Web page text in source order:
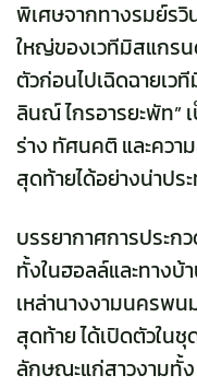
พิเศษจากทางรมย์ร
ใหญ่ของเวทีมิสแกร
ตัวก่อนไปเฉิดฉายเว
ลินณ์ ไกรอารยะพัท”
ร่าง ทัศนคติ และควา
สุดท้ายได้อย่างน่าปร
บรรยากาศการประ
ทั้งในฮอลล์และทางบ้
เหล่านางงามนครพน
สุดท้าย ได้เปิดตัวใน
ลักษณะแก่สาวงามทั้ง